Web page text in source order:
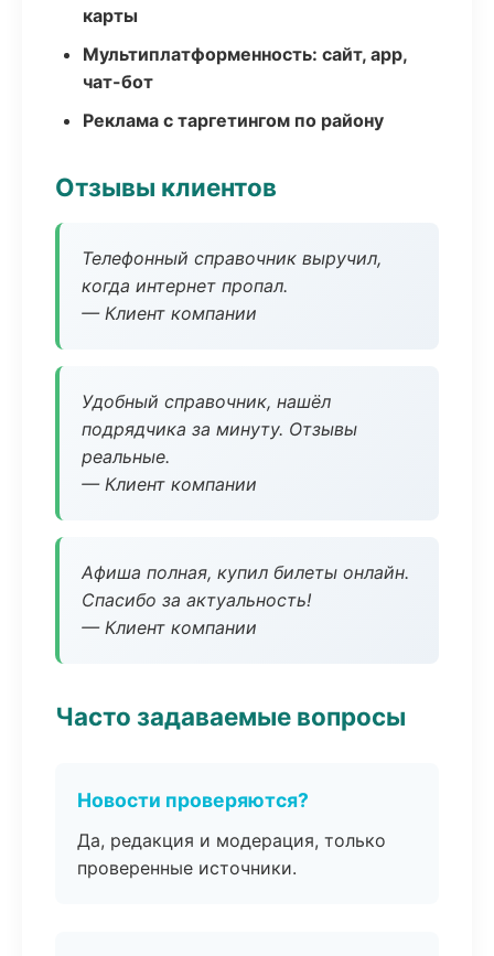
карты
Мультиплатформенность: сайт, app,
чат-бот
Реклама с таргетингом по району
Отзывы клиентов
Телефонный справочник выручил,
когда интернет пропал.
— Клиент компании
Удобный справочник, нашёл
подрядчика за минуту. Отзывы
реальные.
— Клиент компании
Афиша полная, купил билеты онлайн.
Спасибо за актуальность!
— Клиент компании
Часто задаваемые вопросы
Новости проверяются?
Да, редакция и модерация, только
проверенные источники.